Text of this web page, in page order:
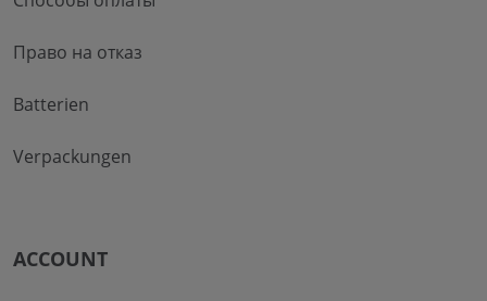
Право на отказ
Batterien
Verpackungen
ACCOUNT